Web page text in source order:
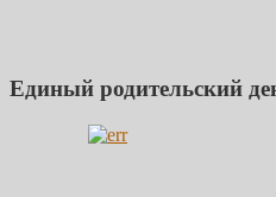
Единый родительский